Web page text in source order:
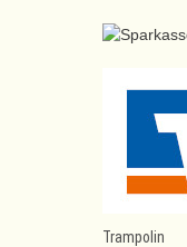
Trampolin